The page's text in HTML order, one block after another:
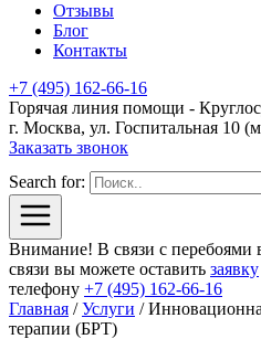
Отзывы
Блог
Контакты
+7 (495) 162-66-16
Горячая линия помощи -
г. Москва, ул. Госпитальная 10
Заказать звонок
Search for:
Внимание! В связи с перебоями
связи вы можете оставить заявку
телефону +7 (495) 162-66-16
Главная /Услуги /
терапии (БРТ)